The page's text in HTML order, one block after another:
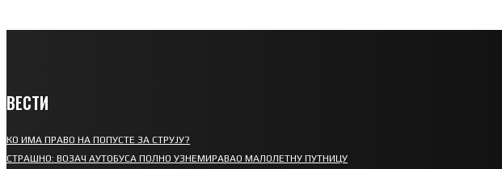
ВЕСТИ
КО ИМА ПРАВО НА ПОПУСТЕ ЗА СТРУЈУ?
СТРАШНО: ВОЗАЧ АУТОБУСА ПОЛНО УЗНЕМИРАВАО МАЛОЛЕТНУ ПУТНИЦУ